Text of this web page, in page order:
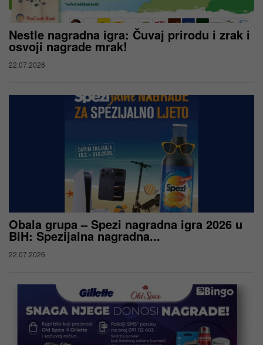
Nestle nagradna igra: Čuvaj prirodu i zrak i
osvoji nagrade mrak!
22.07.2026
Obala grupa – Spezi nagradna igra 2026 u
BiH: Spezijalna nagradna...
22.07.2026